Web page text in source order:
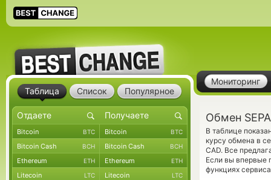
Мониторинг
Обмен
В таблице
курсу обмена в
CAD. Все
Если вы впервые
функциях
Таблица Список Популярное
Bitcoin BTC Bitcoin BTC
Bitcoin Cash BCH Bitcoin Cash BCH
Ethereum ETH Ethereum ETH
Litecoin LTC Litecoin LTC